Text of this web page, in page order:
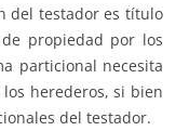
del testador es título
propiedad por los
particional necesita
herederos, si bien
del testador.